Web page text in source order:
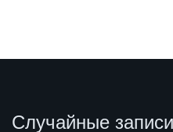
Случайные записи